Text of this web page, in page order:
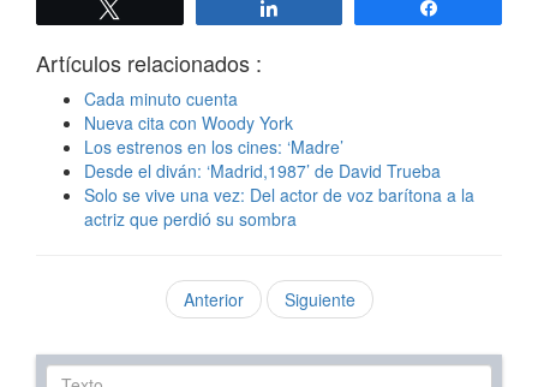
Artículos relacionados :
Cada minuto cuenta
Nueva cita con Woody York
Los estrenos en los cines: ‘Madre’
Desde el diván: ‘Madrid,1987’ de David Trueba
Solo se vive una vez: Del actor de voz barítona a la
actriz que perdió su sombra
Anterior Siguiente
Texto